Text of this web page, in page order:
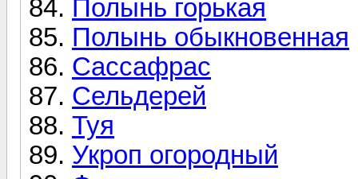
Полынь горькая
Полынь обыкновенная
Сассафрас
Сельдерей
Туя
Укроп огородный